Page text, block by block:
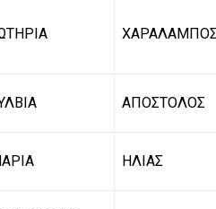
ΑΠΟΣΤΟΛΟΣ
ΗΛΙΑΣ